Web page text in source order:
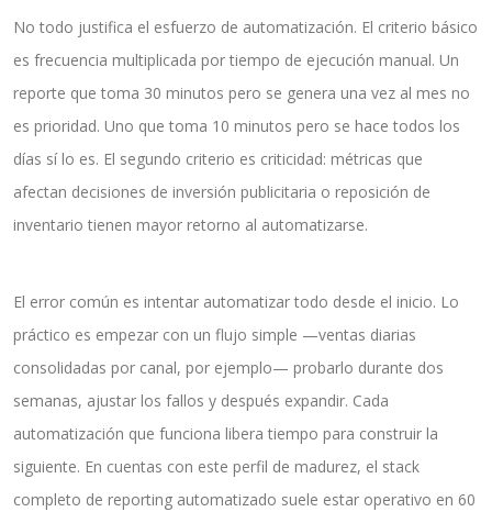
No todo justifica el esfuerzo de automatización. El criterio básico
es frecuencia multiplicada por tiempo de ejecución manual. Un
reporte que toma 30 minutos pero se genera una vez al mes no
es prioridad. Uno que toma 10 minutos pero se hace todos los
días sí lo es. El segundo criterio es criticidad: métricas que
afectan decisiones de inversión publicitaria o reposición de
inventario tienen mayor retorno al automatizarse.
El error común es intentar automatizar todo desde el inicio. Lo
práctico es empezar con un flujo simple —ventas diarias
consolidadas por canal, por ejemplo— probarlo durante dos
semanas, ajustar los fallos y después expandir. Cada
automatización que funciona libera tiempo para construir la
siguiente. En cuentas con este perfil de madurez, el stack
completo de reporting automatizado suele estar operativo en 60